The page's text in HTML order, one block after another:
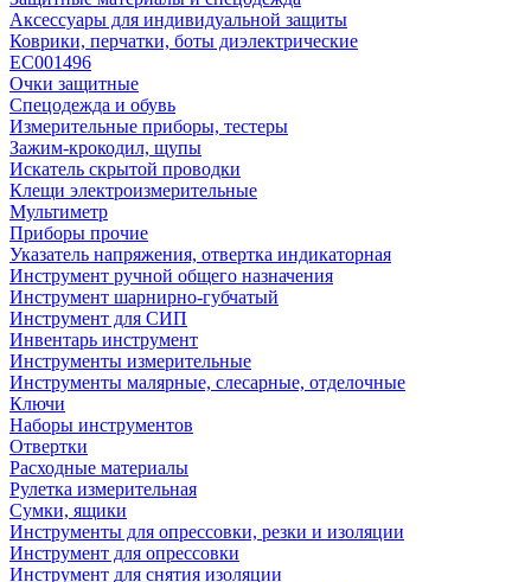
Аксессуары для индивидуальной защиты
Коврики, перчатки, боты диэлектрические
EC001496
Очки защитные
Спецодежда и обувь
Измерительные приборы, тестеры
Зажим-крокодил, щупы
Искатель скрытой проводки
Клещи электроизмерительные
Мультиметр
Приборы прочие
Указатель напряжения, отвертка индикаторная
Инструмент ручной общего назначения
Инструмент шарнирно-губчатый
Инструмент для СИП
Инвентарь инструмент
Инструменты измерительные
Инструменты малярные, слесарные, отделочные
Ключи
Наборы инструментов
Отвертки
Расходные материалы
Рулетка измерительная
Сумки, ящики
Инструменты для опрессовки, резки и изоляции
Инструмент для опрессовки
Инструмент для снятия изоляции